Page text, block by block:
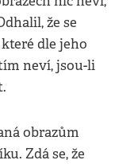
že se
dle jeho
neví, jsou-li
obrazům
Zdá se, že